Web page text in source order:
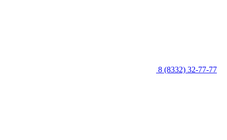
8 (8332) 32-77-77